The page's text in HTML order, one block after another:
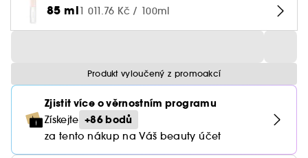
85 ml1 011.76 Kč / 100ml
Produkt vyloučený z promoakcí
Zjistit více o věrnostním programu
Získejte +86 bodů
za tento nákup na Váš beauty účet